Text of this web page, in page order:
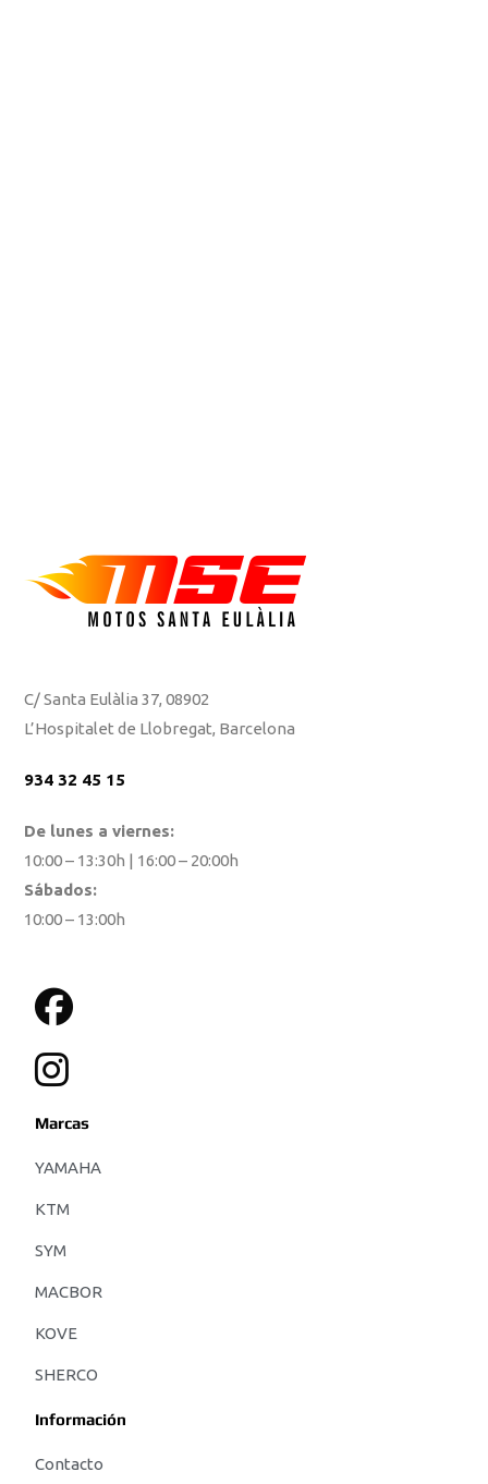
C/ Santa Eulàlia 37, 08902
L’Hospitalet de Llobregat, Barcelona
934 32 45 15
De lunes a viernes:
10:00 – 13:30h | 16:00 – 20:00h
Sábados:
10:00 – 13:00h
Marcas
YAMAHA
KTM
SYM
MACBOR
KOVE
SHERCO
Información
Contacto